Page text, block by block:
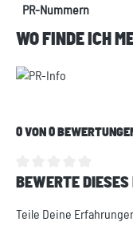
PR-Nummern
WO FINDE ICH
0 VON 0
Durchschnittliche
BEWERTE
Teile Deine